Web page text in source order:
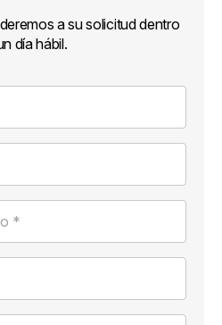
a su solicitud dentro
día hábil.